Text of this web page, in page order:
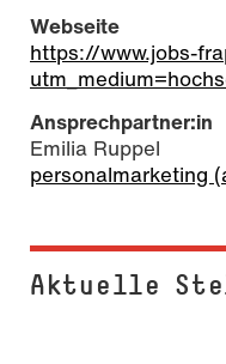
Webseite
https://www.jobs-
Ansprechpartner:in
Emilia Ruppel
personalmarketing
Aktuelle